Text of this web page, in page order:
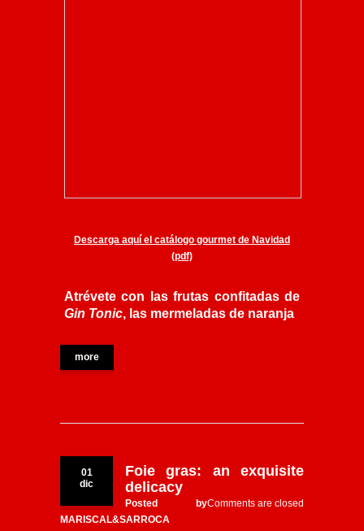
Descarga aquí el catálogo gourmet de Navidad
(pdf)
Atrévete con las frutas confitadas de
Gin Tonic, las mermeladas de naranja
more
01
dic
Foie gras: an exquisite
delicacy
Comments are closed
Posted by
MARISCAL&SARROCA